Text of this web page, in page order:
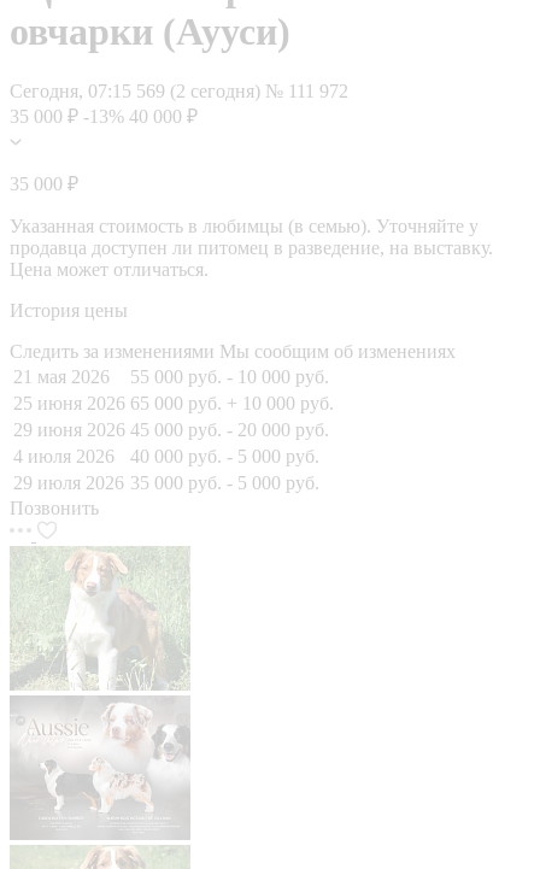
овчарки (Аууси)
Сегодня, 07:15 569 (2 сегодня) № 111 972
35 000 ₽ -13% 40 000 ₽
35 000 ₽
Указанная стоимость в любимцы (в семью). Уточняйте у
продавца доступен ли питомец в разведение, на выставку.
Цена может отличаться.
История цены
Следить за изменениями Мы сообщим об изменениях
21 мая 2026
55 000 руб. - 10 000 руб.
25 июня 2026 65 000 руб. + 10 000 руб.
29 июня 2026 45 000 руб. - 20 000 руб.
4 июля 2026
40 000 руб. - 5 000 руб.
29 июля 2026 35 000 руб. - 5 000 руб.
Позвонить